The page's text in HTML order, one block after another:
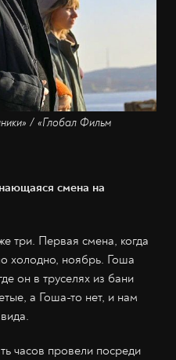
/ «Глобал Фильм
смена на
три. Первая смена, когда
холодно, ноябрь. Гоша
он в труселях из бани
а Гоша-то нет, и нам
часов провели посреди